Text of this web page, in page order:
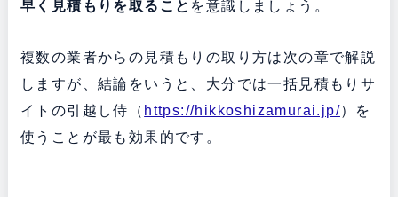
早く見積もりを取ること を意識しましょう。
複数の業者からの見積もりの取り方は次の章で解説
しますが、結論をいうと、大分では一括見積もりサ
イトの引越し侍（ https://hikkoshizamurai.jp/）を
使うことが最も効果的です。